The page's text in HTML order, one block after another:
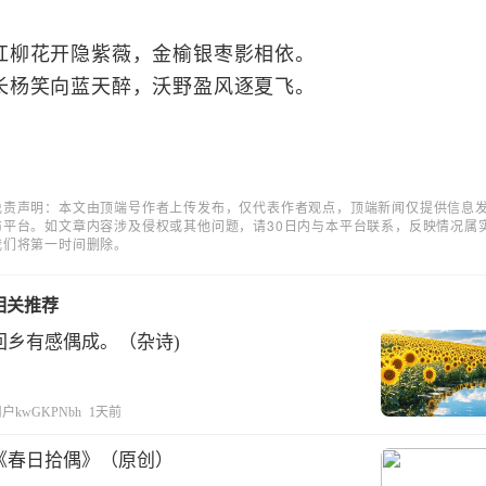
柳花开隐紫薇，金榆银枣影相依。
杨笑向蓝天醉，沃野盈风逐夏飞。
责声明：本文由顶端号作者上传发布，仅代表作者观点，顶端新闻仅提供信息
平台。如文章内容涉及侵权或其他问题，请30日内与本平台联系，反映情况属
将第一时间删除。
关推荐
乡有感偶成。（杂诗)
kwGKPNbh 1天前
春日拾偶》（原创）